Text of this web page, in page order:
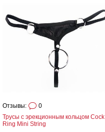
Трусы с эрекционным кольцом Cock
Ring Mini String
Отзывы: 0